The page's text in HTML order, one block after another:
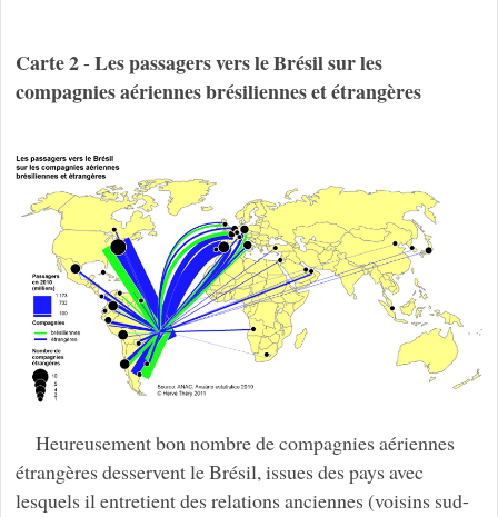
Carte 2- Les passagers vers le Brésil sur les
compagnies aériennes brésiliennes et étrangères
Heureusement bon nombre de compagnies aériennes
étrangères desservent le Brésil, issues des pays avec
lesquels il entretient des relations anciennes (voisins sud-